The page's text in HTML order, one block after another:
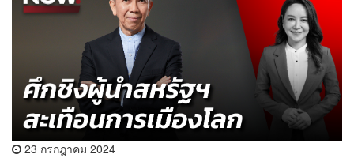
23 กรกฎาคม 2024